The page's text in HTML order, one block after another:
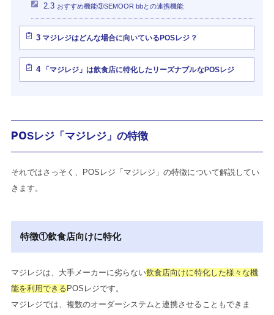
2.3 おすすめ機能③SEMOOR bbとの連携機能
3マジレジはどんな場合に向いているPOSレジ？
4「マジレジ」は飲食店に特化したリーズナブルなPOSレジ
POSレジ「マジレジ」の特徴
それではさっそく、POSレジ「マジレジ」の特徴について解説してい
きます。
特徴①飲食店向けに特化
マジレジは、大手メーカーに劣らない飲食店向けに特化した様々な機
能を利用できる POSレジです。
マジレジでは、複数のオーダーシステムと連携させることもできま